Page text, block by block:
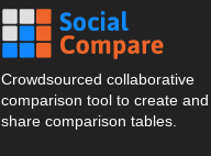
Crowdsourced collaborative
comparison tool to create and
share comparison tables.